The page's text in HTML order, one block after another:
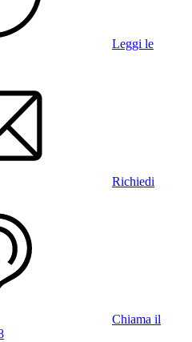
Leggi le
Richiedi
Chiama il